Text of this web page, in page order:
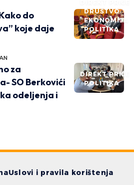
DRUŠTVO
EKONOMIJA
POLITIKA
do
koje daje
DIREKT PRIČE
POLITIKA
za
SO Berkovići
odeljenja i
Uslovi i pravila korištenja